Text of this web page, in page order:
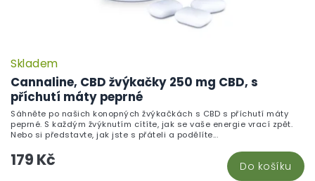
Cannaline, CBD žvýkačky 250 mg CBD, s
příchutí máty peprné
Skladem
179 Kč Do košíku
Sáhněte po našich konopných žvýkačkách s CBD s příchutí máty
peprné. S každým žvýknutím cítíte, jak se vaše energie vrací zpět.
Nebo si představte, jak jste s přáteli a podělíte...